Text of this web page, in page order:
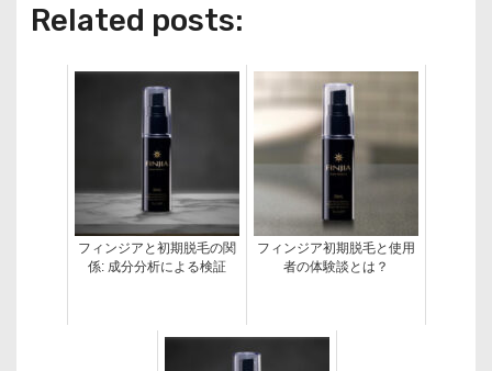
Related posts:
フィンジアと初期脱毛の関
係: 成分分析による検証
フィンジア初期脱毛と使用
者の体験談とは？